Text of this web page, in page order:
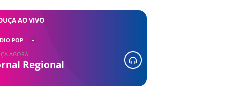
AO VIVO
POP
AGORA
Regional